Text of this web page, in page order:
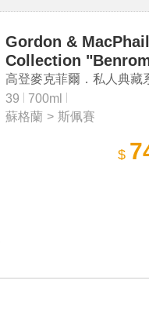
Gordon &
Collection
Single Malt
高登麥克菲爾．私人典藏
1982」單一麥芽蘇格蘭威
39
700ml
蘇格蘭 > 斯佩賽
$